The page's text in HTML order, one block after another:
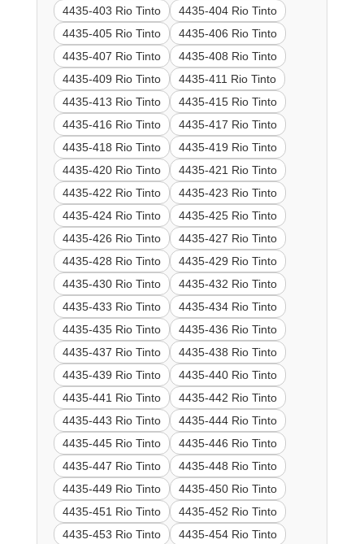
4435-403 Rio Tinto
4435-404 Rio Tinto
4435-405 Rio Tinto
4435-406 Rio Tinto
4435-407 Rio Tinto
4435-408 Rio Tinto
4435-409 Rio Tinto
4435-411 Rio Tinto
4435-413 Rio Tinto
4435-415 Rio Tinto
4435-416 Rio Tinto
4435-417 Rio Tinto
4435-418 Rio Tinto
4435-419 Rio Tinto
4435-420 Rio Tinto
4435-421 Rio Tinto
4435-422 Rio Tinto
4435-423 Rio Tinto
4435-424 Rio Tinto
4435-425 Rio Tinto
4435-426 Rio Tinto
4435-427 Rio Tinto
4435-428 Rio Tinto
4435-429 Rio Tinto
4435-430 Rio Tinto
4435-432 Rio Tinto
4435-433 Rio Tinto
4435-434 Rio Tinto
4435-435 Rio Tinto
4435-436 Rio Tinto
4435-437 Rio Tinto
4435-438 Rio Tinto
4435-439 Rio Tinto
4435-440 Rio Tinto
4435-441 Rio Tinto
4435-442 Rio Tinto
4435-443 Rio Tinto
4435-444 Rio Tinto
4435-445 Rio Tinto
4435-446 Rio Tinto
4435-447 Rio Tinto
4435-448 Rio Tinto
4435-449 Rio Tinto
4435-450 Rio Tinto
4435-451 Rio Tinto
4435-452 Rio Tinto
4435-453 Rio Tinto
4435-454 Rio Tinto